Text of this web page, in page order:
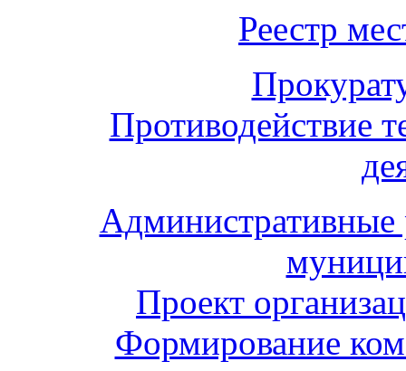
Реестр
Противодействие
Административные
Проект
Формирование